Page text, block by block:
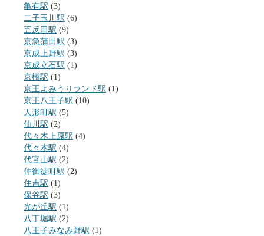
亀有駅 (3)
二子玉川駅 (6)
五反田駅 (9)
京急蒲田駅 (3)
京成上野駅 (3)
京成立石駅 (1)
京橋駅 (1)
京王よみうりランド駅 (1)
京王八王子駅 (10)
人形町駅 (5)
仙川駅 (2)
代々木上原駅 (4)
代々木駅 (4)
代官山駅 (2)
仲御徒町駅 (2)
住吉駅 (1)
保谷駅 (3)
光が丘駅 (1)
八丁堀駅 (2)
八王子みなみ野駅 (1)